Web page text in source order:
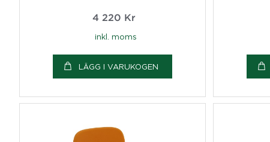
4 220 Kr
inkl. moms
LÄGG I VARUKOGEN